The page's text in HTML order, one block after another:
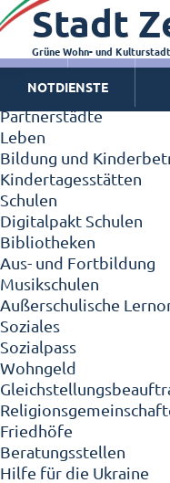
Zeitz - Die Kleinstadt
Willkommen in Zeitz!
Interview mit
Zeitz - Stadt der
Ortschaften
Partnerstädte
Leben
Bildung und
Kindertagesstätten
Schulen
Digitalpakt Schulen
Bibliotheken
Aus- und Fortbildung
Musikschulen
Außerschulische
Soziales
Sozialpass
Wohngeld
Friedhöfe
Beratungsstellen
Hilfe für die Ukraine
Stadt
Grüne Wohn- und
NOTDIENSTE